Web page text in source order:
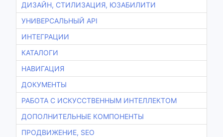
ДИЗАЙН, СТИЛИЗАЦИЯ, ЮЗАБИЛИТИ
УНИВЕРСАЛЬНЫЙ API
ИНТЕГРАЦИИ
КАТАЛОГИ
НАВИГАЦИЯ
ДОКУМЕНТЫ
РАБОТА С ИСКУССТВЕННЫМ ИНТЕЛЛЕКТОМ
ДОПОЛНИТЕЛЬНЫЕ КОМПОНЕНТЫ
ПРОДВИЖЕНИЕ, SEO